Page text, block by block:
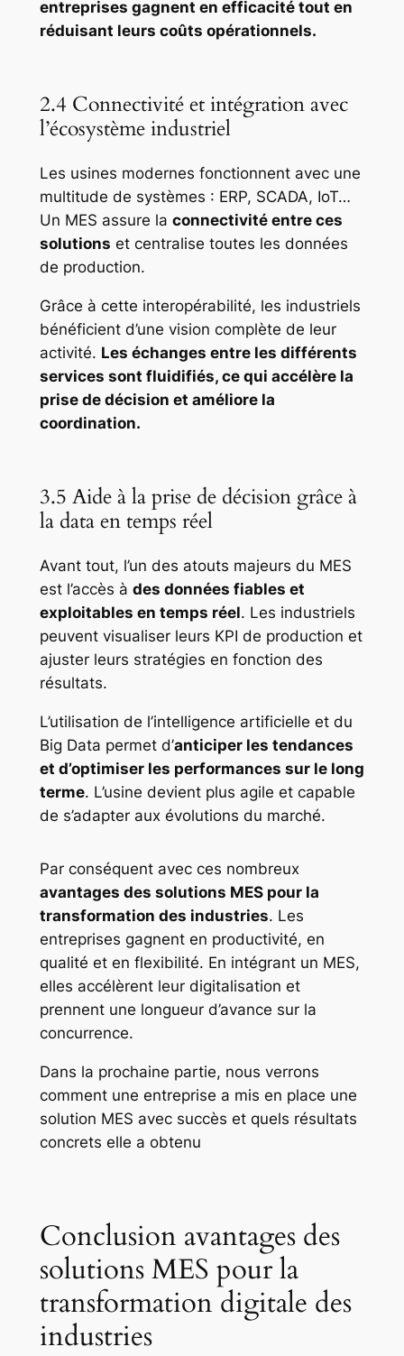
entreprises gagnent en efficacité tout en
réduisant leurs coûts opérationnels.
2.4 Connectivité et intégration avec
l’écosystème industriel
Les usines modernes fonctionnent avec une
multitude de systèmes : ERP, SCADA, IoT…
Un MES assure la connectivité entre ces
solutions et centralise toutes les données
de production.
Grâce à cette interopérabilité, les industriels
bénéficient d’une vision complète de leur
activité. Les échanges entre les différents
services sont fluidifiés, ce qui accélère la
prise de décision et améliore la
coordination.
3.5 Aide à la prise de décision grâce à
la data en temps réel
Avant tout, l’un des atouts majeurs du MES
est l’accès à des données fiables et
exploitables en temps réel. Les industriels
peuvent visualiser leurs KPI de production et
ajuster leurs stratégies en fonction des
résultats.
L’utilisation de l’intelligence artificielle et du
Big Data permet d’anticiper les tendances
et d’optimiser les performances sur le long
terme. L’usine devient plus agile et capable
de s’adapter aux évolutions du marché.
Par conséquent avec ces nombreux
avantages des solutions MES pour la
transformation des industries. Les
entreprises gagnent en productivité, en
qualité et en flexibilité. En intégrant un MES,
elles accélèrent leur digitalisation et
prennent une longueur d’avance sur la
concurrence.
Dans la prochaine partie, nous verrons
comment une entreprise a mis en place une
solution MES avec succès et quels résultats
concrets elle a obtenu
Conclusion avantages des
solutions MES pour la
transformation digitale des
industries